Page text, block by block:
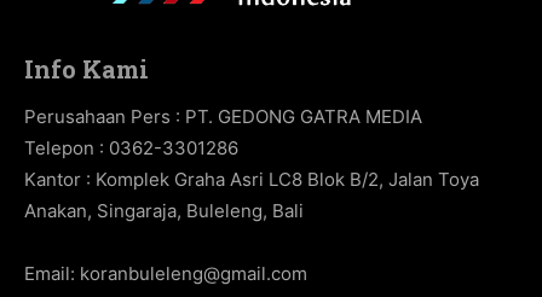
Info Kami
Perusahaan Pers : PT. GEDONG GATRA MEDIA
Telepon : 0362-3301286
Kantor : Komplek Graha Asri LC8 Blok B/2, Jalan Toya
Anakan, Singaraja, Buleleng, Bali
Email: koranbuleleng@gmail.com